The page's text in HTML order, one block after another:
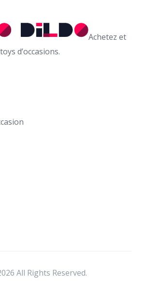
Achetez et
d’occasions.
All Rights Reserved.